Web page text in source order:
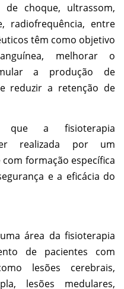
choque, ultrassom,
radiofrequência, entre
têm como objetivo
melhorar o
a produção de
reduzir a retenção de
que a fisioterapia
realizada por um
formação específica
e a eficácia do
área da fisioterapia
de pacientes com
lesões cerebrais,
lesões medulares,